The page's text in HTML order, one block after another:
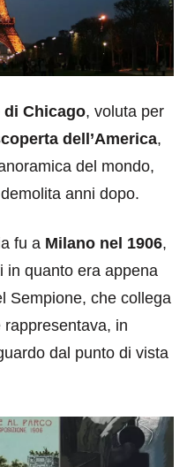
di Chicago, voluta per
dell’America,
del mondo,
anni dopo.
fu a Milano nel 1906,
in quanto era appena
Sempione, che collega
rappresentava, in
dal punto di vista